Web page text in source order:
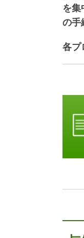
を
の手
各プ